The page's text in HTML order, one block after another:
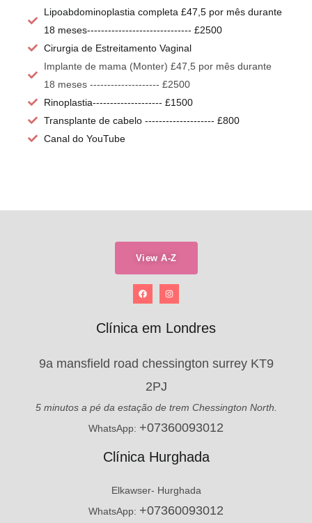
Lipoabdominoplastia completa £47,5 por mês durante
18 meses------------------------------ £2500
Cirurgia de Estreitamento Vaginal
Implante de mama (Monter) £47,5 por mês durante
18 meses -------------------- £2500
Rinoplastia-------------------- £1500
Transplante de cabelo -------------------- £800
Canal do YouTube
View A-Z
Clínica em Londres
9a mansfield road chessington surrey KT9
2PJ
5 minutos a pé da estação de trem Chessington North.
WhatsApp: +07360093012
Clínica Hurghada
Elkawser- Hurghada
WhatsApp: +07360093012